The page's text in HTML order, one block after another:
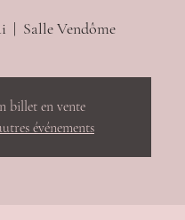
  |
Salle Vendôme
billet en vente
événements